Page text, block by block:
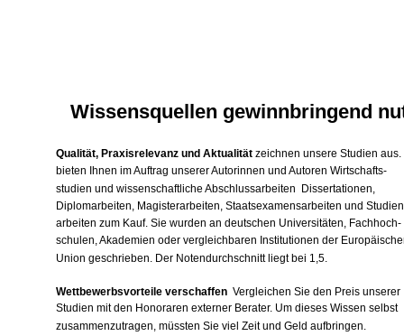
Wissensquellen gewinnbringend
Qualität, Praxisrelevanz und Aktualitätzeichnen unsere Studien aus.
bieten Ihnen im Auftrag unserer Autorinnen und Autoren Wirtschafts-
studien und wissenschaftliche Abschlussarbeiten ­ Dissertationen,
Diplomarbeiten, Magisterarbeiten, Staatsexamensarbeiten und
arbeiten zum Kauf. Sie wurden an deutschen Universitäten, Fachhoch-
schulen, Akademien oder vergleichbaren Institutionen der
Union geschrieben. Der Notendurchschnitt liegt bei 1,5.
Wettbewerbsvorteile verschaffen­ Vergleichen Sie den Preis unserer
Studien mit den Honoraren externer Berater. Um dieses Wissen selbst
zusammenzutragen, müssten Sie viel Zeit und Geld aufbringen.